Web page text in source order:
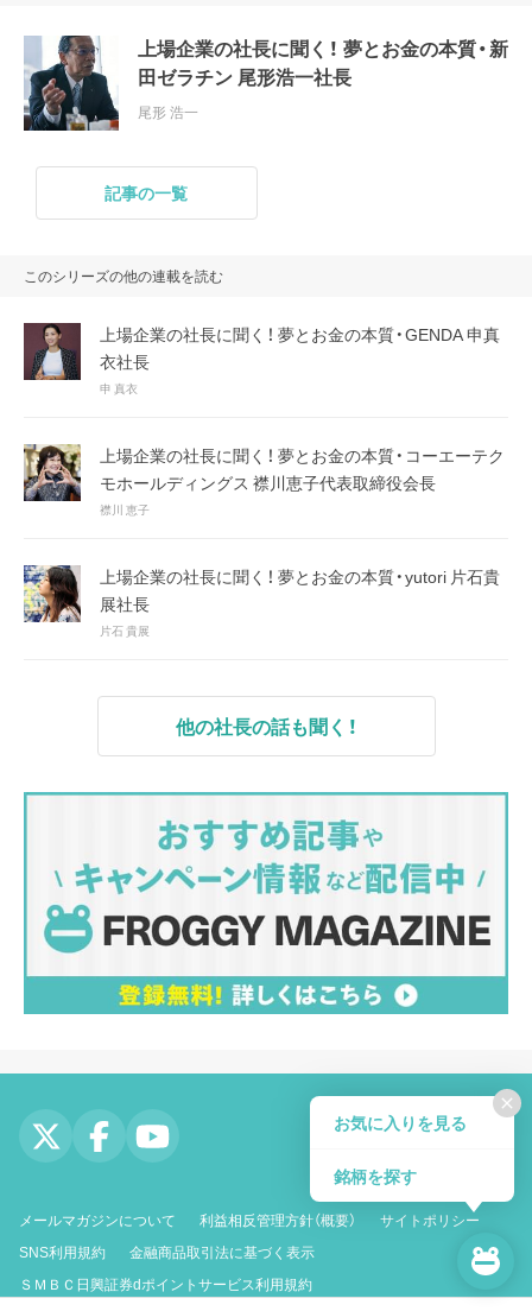
上場企業の社長に聞く！ 夢とお金の本質・新
田ゼラチン 尾形浩一社長
尾形 浩一
記事の一覧
このシリーズの他の連載を読む
上場企業の社長に聞く！ 夢とお金の本質・GENDA 申真
衣社長
申 真衣
上場企業の社長に聞く！ 夢とお金の本質・コーエーテク
モホールディングス 襟川恵子代表取締役会長
襟川 恵子
上場企業の社長に聞く！ 夢とお金の本質・yutori 片石貴
展社長
片石 貴展
他の社長の話も聞く！
close
お気に入りを見る
銘柄を探す
メールマガジンについて 利益相反管理方針（概要）
サイトポリシー
SNS利用規約
金融商品取引法に基づく表示
ＳＭＢＣ日興証券dポイントサービス利用規約